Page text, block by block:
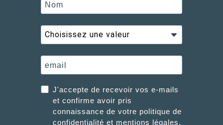
J'accepte de recevoir vos e-mails
et confirme avoir pris
connaissance de votre politique de
confidentialité et mentions légales.